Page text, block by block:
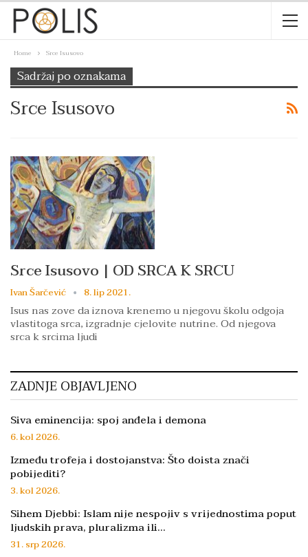
Home Srce Isusovo
Sadržaj po oznakama
Srce Isusovo
Srce Isusovo | OD SRCA K SRCU
Ivan Šarčević 8. lip 2021.
Isus nas zove da iznova krenemo u njegovu školu odgoja
vlastitoga srca, izgradnje cjelovite nutrine. Od njegova
srca k srcima ljudi
ZADNJE OBJAVLJENO
Siva eminencija: spoj anđela i demona
6. kol 2026.
Između trofeja i dostojanstva: Što doista znači
pobijediti?
3. kol 2026.
Sihem Djebbi: Islam nije nespojiv s vrijednostima poput
ljudskih prava, pluralizma ili…
31. srp 2026.